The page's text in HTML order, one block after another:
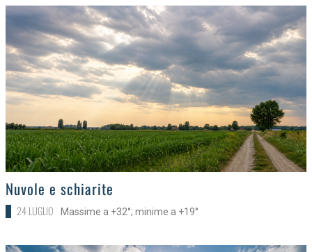
>
Nuvole e schiarite
24 LUGLIO Massime a +32°; minime a +19°